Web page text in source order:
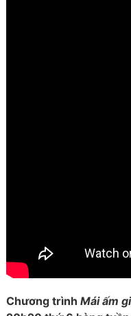
Chương trình Mái ấm